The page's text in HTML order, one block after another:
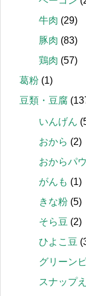
牛肉 (29)
豚肉 (83)
鶏肉 (57)
葛粉 (1)
豆類・豆腐
いんげん
おから (2)
おからパ
がんも (1)
きな粉 (5)
そら豆 (2)
ひよこ豆
グリーン
スナップ